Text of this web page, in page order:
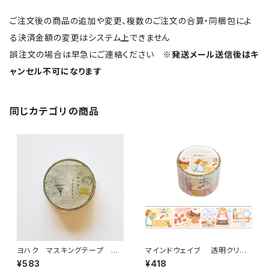
ご注文後の商品の追加や変更、複数のご注文の合算・同梱包によ
る決済金額の変更はシステム上できません
誤注文の場合は早急にご連絡ください ※発送メール送信後はキ
ャンセル不可になります
同じカテゴリの商品
ヨハク マスキングテープ ラ
ボラトリー Y-189
¥583
マインドウェイブ 透明クリア
テープ95692 リル ストーリー
baking scene 30mm
¥418